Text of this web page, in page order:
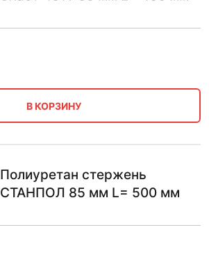
В КОРЗИНУ
Полиуретан стержень
СТАНПОЛ 85 мм L= 500 мм